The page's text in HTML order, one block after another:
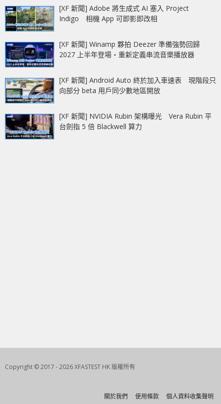
[XF 新聞] Adobe 將生成式 AI 塞入 Project
Indigo 相機 App 可即影即改相
[XF 新聞] Winamp 夥拍 Deezer 準備強勢回歸
2027 上半年登場‧重新定義串流音樂播放器
[XF 新聞] Android Auto 終於加入車速表 現階段只
向部分 beta 用戶同少數地區開放
[XF 新聞] NVIDIA Rubin 架構曝光 Vera Rubin 平
台劍指 5 倍 Blackwell 算力
Copyright © 2017 - 2026 XFASTEST HK 版權所有
關於我們 使用條款 個人資料收集聲明